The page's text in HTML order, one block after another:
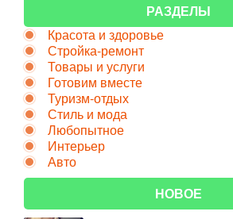
РАЗДЕЛЫ
Красота и здоровье
Стройка-ремонт
Товары и услуги
Готовим вместе
Туризм-отдых
Стиль и мода
Любопытное
Интерьер
Авто
НОВОЕ